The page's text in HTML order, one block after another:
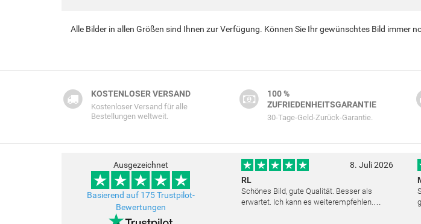
Alle Bilder in allen Größen sind Ihnen zur Verfügung. Können Sie Ihr gewünschtes Bild immer
KOSTENLOSER VERSAND
Kostenloser Versand für alle
Bestellungen weltweit.
100 %
ZUFRIEDENHEITSGARANTIE
30-Tage-Geld-Zurück-Garantie.
Ausgezeichnet
Basierend auf 175 Trustpilot-
Bewertungen
8. Juli 2026
RL
Schönes Bild, gute Qualität. Besser als
erwartet. Ich kann es weiterempfehlen.